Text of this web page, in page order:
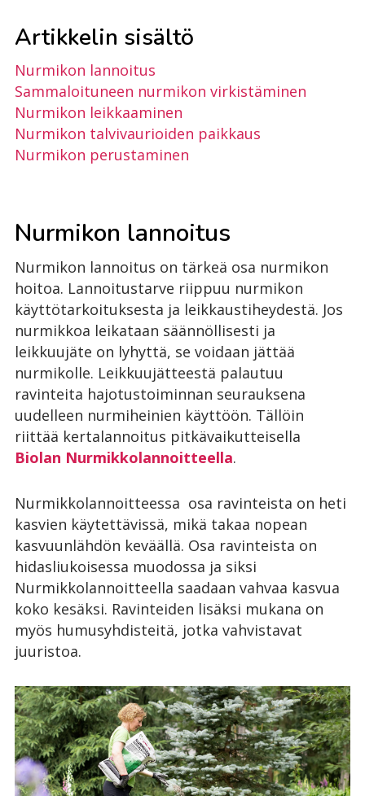
Artikkelin sisältö
Nurmikon lannoitus
Sammaloituneen nurmikon virkistäminen
Nurmikon leikkaaminen
Nurmikon talvivaurioiden paikkaus
Nurmikon perustaminen
Nurmikon lannoitus
Nurmikon lannoitus on tärkeä osa nurmikon
hoitoa. Lannoitustarve riippuu nurmikon
käyttötarkoituksesta ja leikkaustiheydestä. Jos
nurmikkoa leikataan säännöllisesti ja
leikkuujäte on lyhyttä, se voidaan jättää
nurmikolle. Leikkuujätteestä palautuu
ravinteita hajotustoiminnan seurauksena
uudelleen nurmiheinien käyttöön. Tällöin
riittää kertalannoitus pitkävaikutteisella
Biolan Nurmikkolannoitteella.
Nurmikkolannoitteessa osa ravinteista on heti
kasvien käytettävissä, mikä takaa nopean
kasvuunlähdön keväällä. Osa ravinteista on
hidasliukoisessa muodossa ja siksi
Nurmikkolannoitteella saadaan vahvaa kasvua
koko kesäksi. Ravinteiden lisäksi mukana on
myös humusyhdisteitä, jotka vahvistavat
juuristoa.